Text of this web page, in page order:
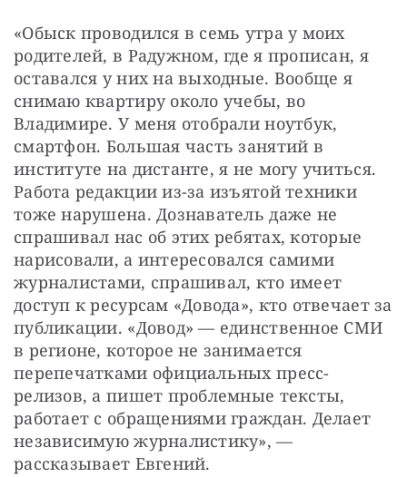
«Обыск проводился в семь утра у моих
родителей, в Радужном, где я прописан, я
оставался у них на выходные. Вообще я
снимаю квартиру около учебы, во
Владимире. У меня отобрали ноутбук,
смартфон. Большая часть занятий в
институте на дистанте, я не могу учиться.
Работа редакции из-за изъятой техники
тоже нарушена. Дознаватель даже не
спрашивал нас об этих ребятах, которые
нарисовали, а интересовался самими
журналистами, спрашивал, кто имеет
доступ к ресурсам «Довода», кто отвечает за
публикации. «Довод» — единственное СМИ
в регионе, которое не занимается
перепечатками официальных пресс-
релизов, а пишет проблемные тексты,
работает с обращениями граждан. Делает
независимую журналистику», —
рассказывает Евгений.